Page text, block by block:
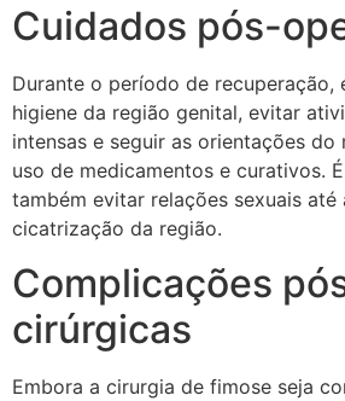
Cuidados pós-
Durante o período de recuperação,
higiene da região genital, evitar
intensas e seguir as orientações
uso de medicamentos e curativos.
também evitar relações sexuais até
cicatrização da região.
Complicações
cirúrgicas
Embora a cirurgia de fimose seja